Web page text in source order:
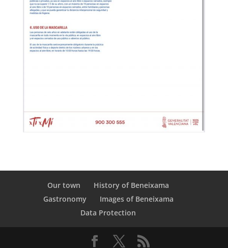
Our town
History of Beneixama
Gastronomy
Images of Beneixama
Data Protection